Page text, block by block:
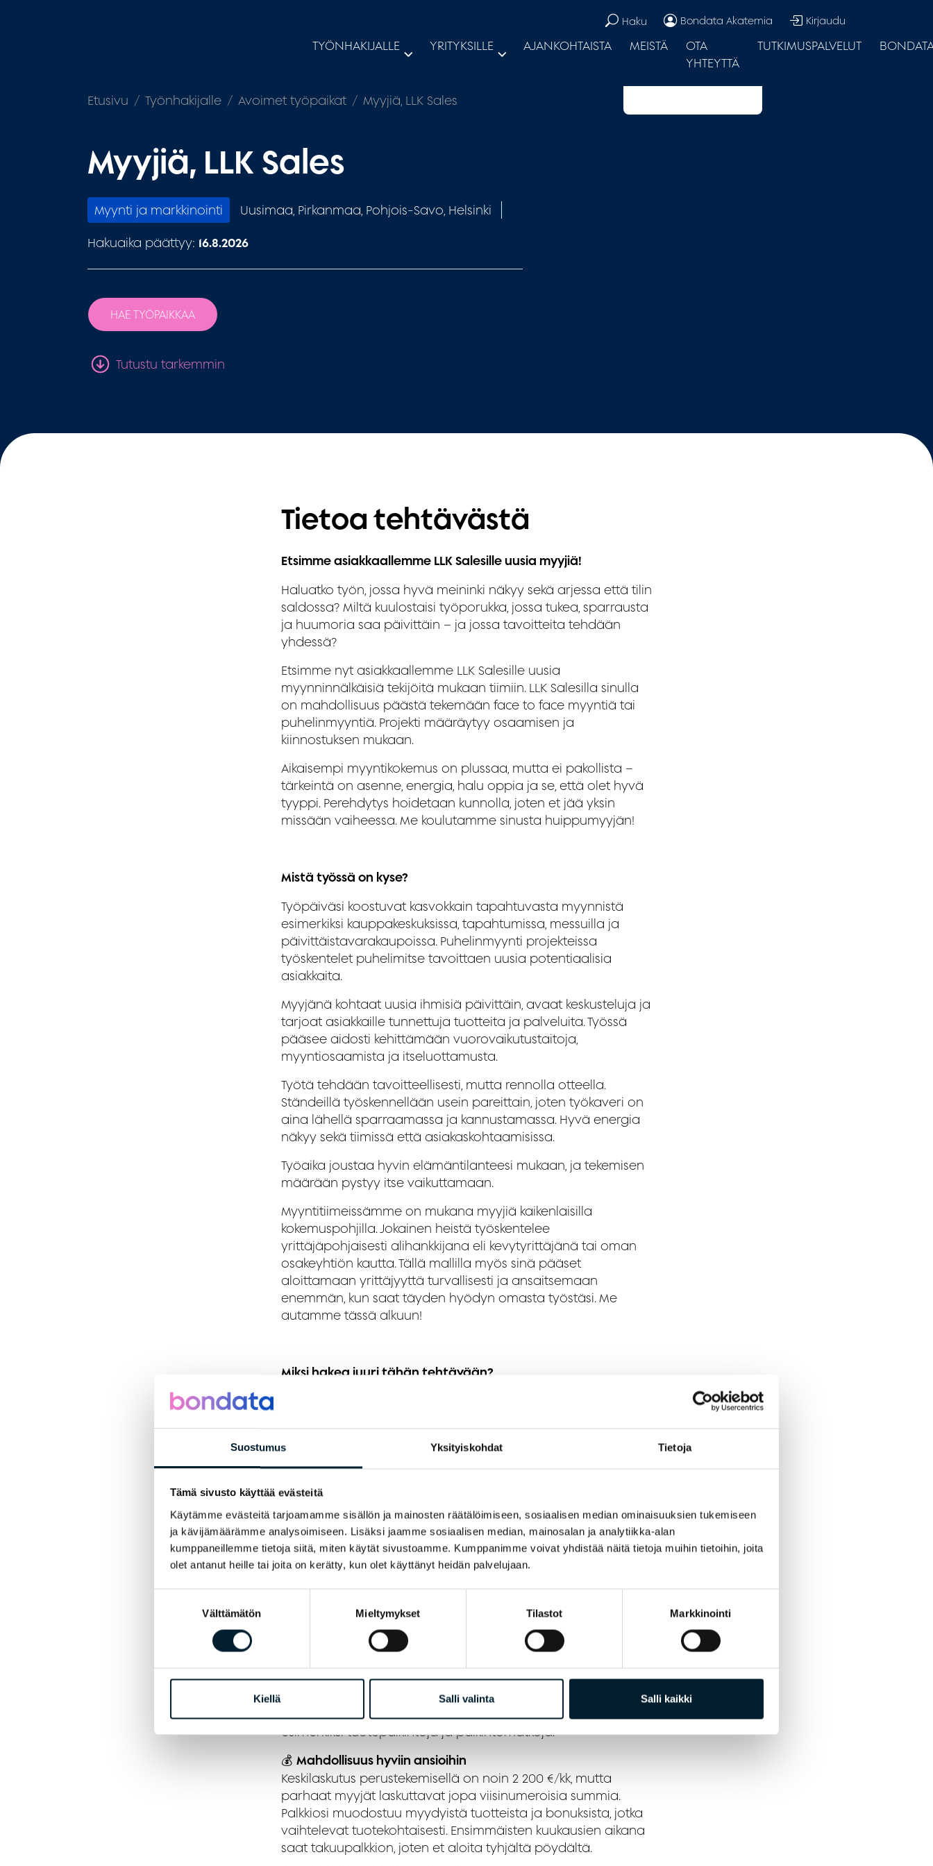
Suostumus Yksityiskohdat Tietoja
Tämä sivusto käyttää evästeitä
Käytämme evästeitä tarjoamamme sisällön ja mainosten räätälöimiseen, sosiaalisen median ominaisuuksien tukemiseen
ja kävijämäärämme analysoimiseen. Lisäksi jaamme sosiaalisen median, mainosalan ja analytiikka-alan
kumppaneillemme tietoja siitä, miten käytät sivustoamme. Kumppanimme voivat yhdistää näitä tietoja muihin tietoihin, joita
olet antanut heille tai joita on kerätty, kun olet käyttänyt heidän palvelujaan.
Välttämätön Mieltymykset Tilastot Markkinointi
Kiellä Salli valinta Salli kaikki
TYÖNHAKIJALLE YRITYKSILLE AJANKOHTAISTA MEISTÄ
OTA
YHTEYTTÄ
TUTKIMUSPALVELUT
Haku Bondata Akatemia Kirjaudu
Etusivu Työnhakijalle Avoimet työpaikat Myyjiä, LLK Sales
Myyjiä, LLK Sales
Myynti ja markkinointi Uusimaa, Pirkanmaa, Pohjois-Savo, Helsinki
Hakuaika päättyy: 16.8.2026
HAE TYÖPAIKKAA
Tutustu tarkemmin
Tietoa tehtävästä
Etsimme asiakkaallemme LLK Salesille uusia myyjiä!
Haluatko työn, jossa hyvä meininki näkyy sekä arjessa että tilin
saldossa? Miltä kuulostaisi työporukka, jossa tukea, sparrausta
ja huumoria saa päivittäin – ja jossa tavoitteita tehdään
yhdessä?
Etsimme nyt asiakkaallemme LLK Salesille uusia
myynninnälkäisiä tekijöitä mukaan tiimiin. LLK Salesilla sinulla
on mahdollisuus päästä tekemään face to face myyntiä tai
puhelinmyyntiä. Projekti määräytyy osaamisen ja
kiinnostuksen mukaan.
Aikaisempi myyntikokemus on plussaa, mutta ei pakollista –
tärkeintä on asenne, energia, halu oppia ja se, että olet hyvä
tyyppi. Perehdytys hoidetaan kunnolla, joten et jää yksin
missään vaiheessa. Me koulutamme sinusta huippumyyjän!
Mistä työssä on kyse?
Työpäiväsi koostuvat kasvokkain tapahtuvasta myynnistä
esimerkiksi kauppakeskuksissa, tapahtumissa, messuilla ja
päivittäistavarakaupoissa. Puhelinmyynti projekteissa
työskentelet puhelimitse tavoittaen uusia potentiaalisia
asiakkaita.
Myyjänä kohtaat uusia ihmisiä päivittäin, avaat keskusteluja ja
tarjoat asiakkaille tunnettuja tuotteita ja palveluita. Työssä
pääsee aidosti kehittämään vuorovaikutustaitoja,
myyntiosaamista ja itseluottamusta.
Työtä tehdään tavoitteellisesti, mutta rennolla otteella.
Ständeillä työskennellään usein pareittain, joten työkaveri on
aina lähellä sparraamassa ja kannustamassa. Hyvä energia
näkyy sekä tiimissä että asiakaskohtaamisissa.
Työaika joustaa hyvin elämäntilanteesi mukaan, ja tekemisen
määrään pystyy itse vaikuttamaan.
Myyntitiimeissämme on mukana myyjiä kaikenlaisilla
kokemuspohjilla. Jokainen heistä työskentelee
yrittäjäpohjaisesti alihankkijana eli kevytyrittäjänä tai oman
osakeyhtiön kautta. Tällä mallilla myös sinä pääset
aloittamaan yrittäjyyttä turvallisesti ja ansaitsemaan
enemmän, kun saat täyden hyödyn omasta työstäsi. Me
autamme tässä alkuun!
Miksi hakea juuri tähän tehtävään?
Työkaverit ja tiiminvetäjät jakavat sinulle mielellään oppeja ja
vinkkejä. He kyselevät kuulumisia ja ovat aidosti kiinnostuneita
siitä, miten sinulla menee.
🧡Rentoa porukkaa ja hyvä tiimihenki
Työparit kentällä vaihtuvat päivittäin, joten pääset
tutustumaan porukkaan nopeasti. Moni on saanut
työkavereista hauskaa seuraa ja hyviä ystäviä vapaa-ajalle.
Energinen meininki näkyy myös myyntimäärissä, sillä
Yhteistä tekemistä.
Järjestämme laidasta laitaan erilaisia tapahtumia mm. tiimi-
iltoja ja urheilutapahtumia. Meillä on jatkuvasti käynnissä
myyntikisoja, joista parhaiten menestyneet ovat voittaneet
esimerkiksi tuotepalkintoja ja palkintomatkoja.
💰 Mahdollisuus hyviin ansioihin
Keskilaskutus perustekemisellä on noin 2 200 €/kk, mutta
parhaat myyjät laskuttavat jopa viisinumeroisia summia.
Palkkiosi muodostuu myydyistä tuotteista ja bonuksista, jotka
vaihtelevat tuotekohtaisesti. Ensimmäisten kuukausien aikana
saat takuupalkkion, joten et aloita tyhjältä pöydältä.